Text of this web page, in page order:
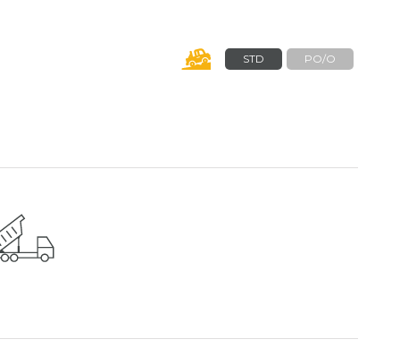
STD PO/O